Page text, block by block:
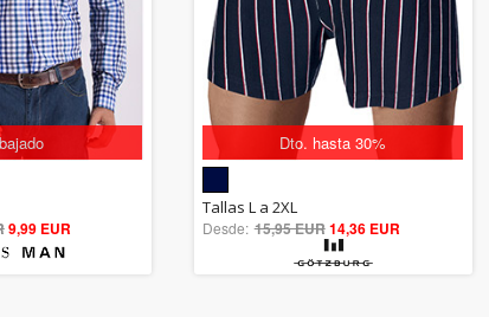
5
9,99 EUR
Dto. hasta 30%
5.00
out of 5
Tallas L a 2XL
Desde: 15,95 EUR14,36 EUR